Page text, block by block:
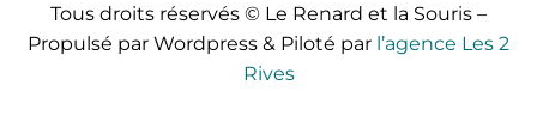
Tous droits réservés © Le Renard et la Souris –
Propulsé par Wordpress & Piloté par l’agence Les 2
Rives